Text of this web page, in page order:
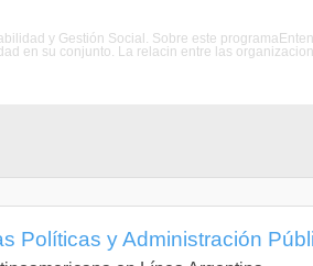
y Gestión Social. Sobre este
en su conjunto. La relacin entre las
Políticas y Administración